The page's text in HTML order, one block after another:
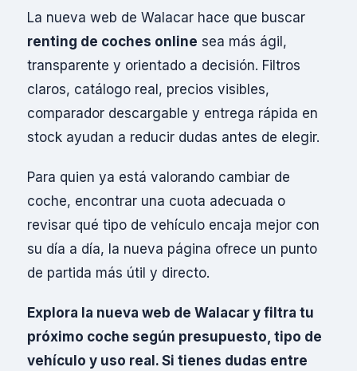
La nueva web de Walacar hace que buscar
renting de coches online sea más ágil,
transparente y orientado a decisión. Filtros
claros, catálogo real, precios visibles,
comparador descargable y entrega rápida en
stock ayudan a reducir dudas antes de elegir.
Para quien ya está valorando cambiar de
coche, encontrar una cuota adecuada o
revisar qué tipo de vehículo encaja mejor con
su día a día, la nueva página ofrece un punto
de partida más útil y directo.
Explora la nueva web de Walacar y filtra tu
próximo coche según presupuesto, tipo de
vehículo y uso real. Si tienes dudas entre